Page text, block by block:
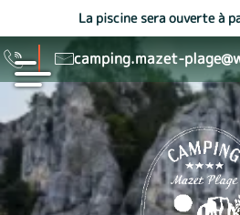
La piscine sera ouverte à
camping.mazet-